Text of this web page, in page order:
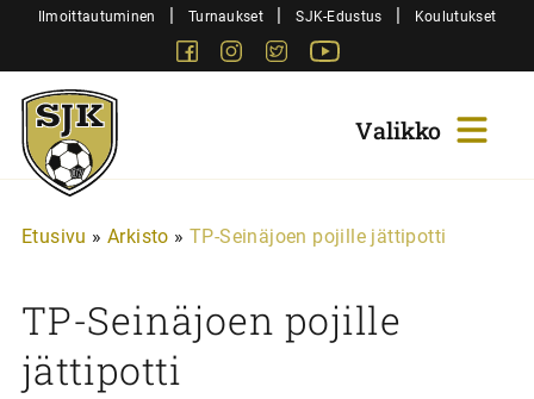
SiirryIlmoittautuminen | Turnaukset | SJK-Edustus | Koulutukset
FacebookInstagram
Twitter
Sjk-
Juniorit
Etusivu » Arkisto » TP-Seinäjoen pojille jättipotti
TP-Seinäjoen pojille
jättipotti